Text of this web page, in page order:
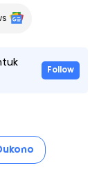
Follow